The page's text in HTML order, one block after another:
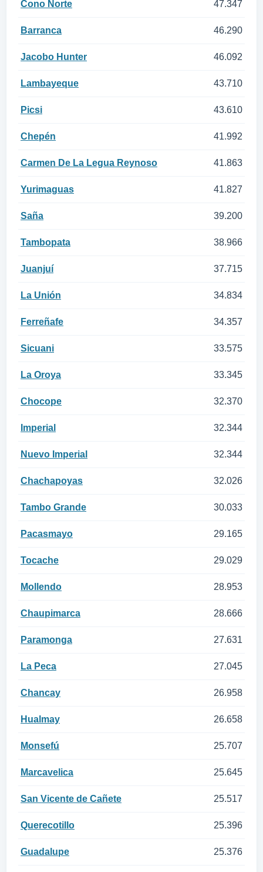
Cono Norte 47.347
Barranca 46.290
Jacobo Hunter 46.092
Lambayeque 43.710
Picsi 43.610
Chepén 41.992
Carmen De La Legua Reynoso 41.863
Yurimaguas 41.827
Saña 39.200
Tambopata 38.966
Juanjuí 37.715
La Unión 34.834
Ferreñafe 34.357
Sicuani 33.575
La Oroya 33.345
Chocope 32.370
Imperial 32.344
Nuevo Imperial 32.344
Chachapoyas 32.026
Tambo Grande 30.033
Pacasmayo 29.165
Tocache 29.029
Mollendo 28.953
Chaupimarca 28.666
Paramonga 27.631
La Peca 27.045
Chancay 26.958
Hualmay 26.658
Monsefú 25.707
Marcavelica 25.645
San Vicente de Cañete 25.517
Querecotillo 25.396
Guadalupe 25.376